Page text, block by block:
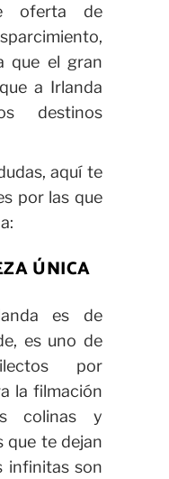
oferta de
que el gran
a Irlanda
destinos
aquí te
por las que
ÚNICA
es de
es uno de
por
la filmación
colinas y
que te dejan
infinitas son